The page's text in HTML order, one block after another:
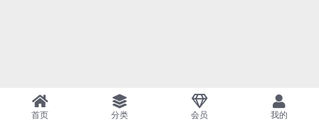
首页 分类 会员 我的